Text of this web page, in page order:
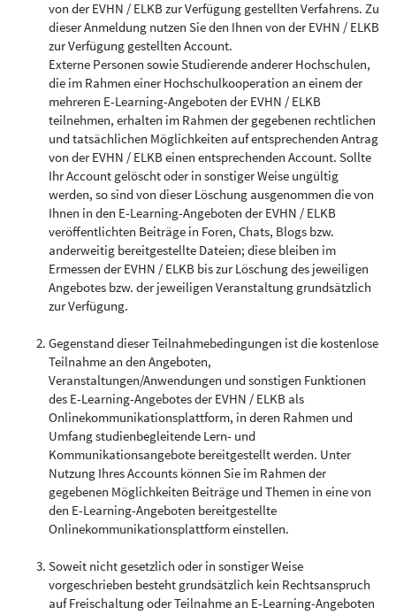
von der EVHN / ELKB zur Verfügung gestellten Verfahrens. Zu
dieser Anmeldung nutzen Sie den Ihnen von der EVHN / ELKB
zur Verfügung gestellten Account.
Externe Personen sowie Studierende anderer Hochschulen,
die im Rahmen einer Hochschulkooperation an einem der
mehreren E-Learning-Angeboten der EVHN / ELKB
teilnehmen, erhalten im Rahmen der gegebenen rechtlichen
und tatsächlichen Möglichkeiten auf entsprechenden Antrag
von der EVHN / ELKB einen entsprechenden Account. Sollte
Ihr Account gelöscht oder in sonstiger Weise ungültig
werden, so sind von dieser Löschung ausgenommen die von
Ihnen in den E-Learning-Angeboten der EVHN / ELKB
veröffentlichten Beiträge in Foren, Chats, Blogs bzw.
anderweitig bereitgestellte Dateien; diese bleiben im
Ermessen der EVHN / ELKB bis zur Löschung des jeweiligen
Angebotes bzw. der jeweiligen Veranstaltung grundsätzlich
zur Verfügung.
Gegenstand dieser Teilnahmebedingungen ist die kostenlose
Teilnahme an den Angeboten,
Veranstaltungen/Anwendungen und sonstigen Funktionen
des E-Learning-Angebotes der EVHN / ELKB als
Onlinekommunikationsplattform, in deren Rahmen und
Umfang studienbegleitende Lern- und
Kommunikationsangebote bereitgestellt werden. Unter
Nutzung Ihres Accounts können Sie im Rahmen der
gegebenen Möglichkeiten Beiträge und Themen in eine von
den E-Learning-Angeboten bereitgestellte
Onlinekommunikationsplattform einstellen.
Soweit nicht gesetzlich oder in sonstiger Weise
vorgeschrieben besteht grundsätzlich kein Rechtsanspruch
auf Freischaltung oder Teilnahme an E-Learning-Angeboten